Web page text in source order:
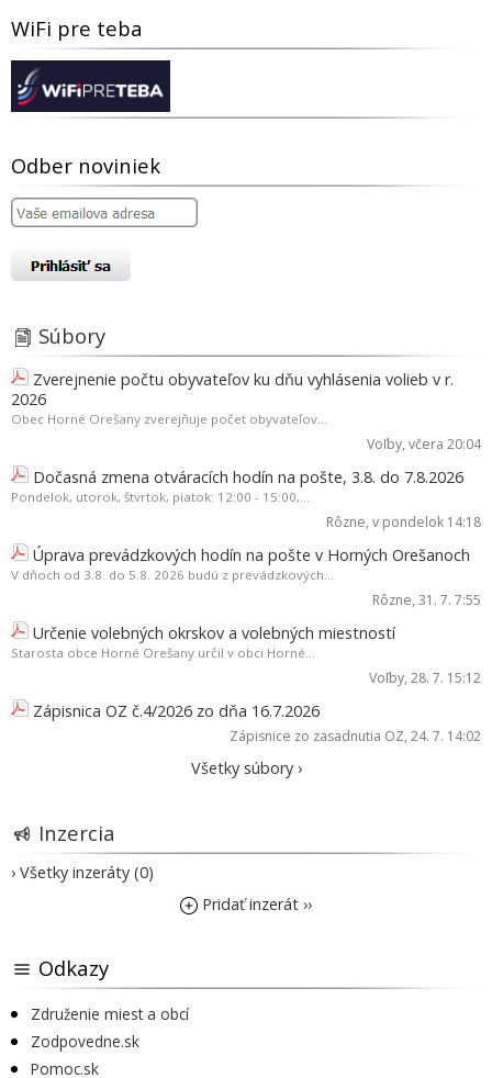
WiFi pre teba
Odber noviniek
Súbory
Zverejnenie počtu obyvateľov ku dňu vyhlásenia volieb v r.
2026
Obec Horné Orešany zverejňuje počet obyvateľov...
Voľby, včera 20:04
Dočasná zmena otváracích hodín na pošte, 3.8. do 7.8.2026
Pondelok, utorok, štvrtok, piatok: 12:00 - 15:00,...
Rôzne, v pondelok 14:18
Úprava prevádzkových hodín na pošte v Horných Orešanoch
V dňoch od 3.8. do 5.8. 2026 budú z prevádzkových...
Rôzne, 31. 7. 7:55
Určenie volebných okrskov a volebných miestností
Starosta obce Horné Orešany určil v obci Horné...
Voľby, 28. 7. 15:12
Zápisnica OZ č.4/2026 zo dňa 16.7.2026
Zápisnice zo zasadnutia OZ, 24. 7. 14:02
Všetky súbory ›
Inzercia
› Všetky inzeráty (0)
Pridať inzerát ››
Odkazy
Združenie miest a obcí
Zodpovedne.sk
Pomoc.sk